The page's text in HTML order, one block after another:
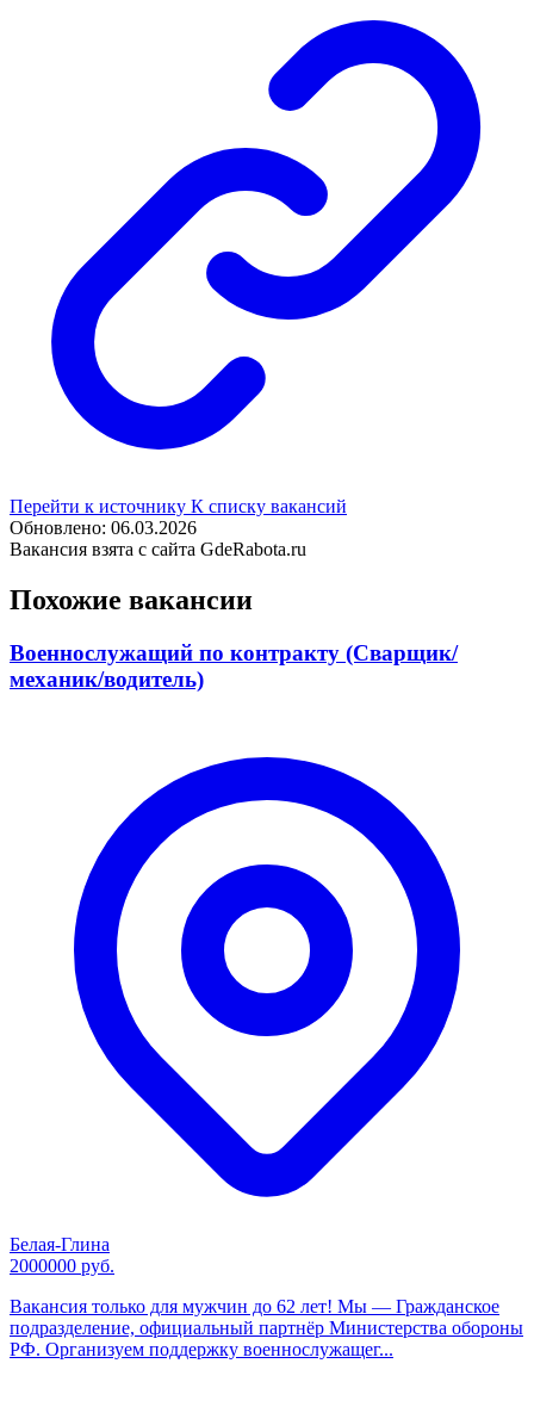
Перейти к источнику К списку вакансий
Обновлено: 06.03.2026
Вакансия взята с сайта GdeRabota.ru
Похожие вакансии
Военнослужащий по контракту (Сварщик/
механик/водитель)
Белая-Глина
2000000 руб.
Вакансия только для мужчин до 62 лет! Мы — Гражданское
подразделение, официальный партнёр Министерства обороны
РФ. Организуем поддержку военнослужащег...